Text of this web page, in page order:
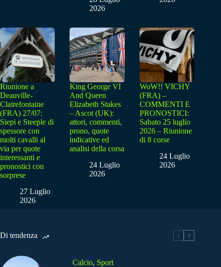
2026
Riunione a
Deauville-
Clairefontaine
(FRA) 27/07:
Siepi e Steeple di
spessore con
molti cavalli al
via per quote
interessanti e
pronostici con
sorprese
27 Luglio
2026
King George VI
And Queen
Elizabeth Stakes
– Ascot (UK):
attori, commenti,
prono, quote
indicative ed
analisi della corsa
24 Luglio
2026
WoW!! VICHY
(FRA) –
COMMENTI E
PRONOSTICI:
Sabato 25 luglio
2026 – Riunione
di 8 corse
24 Luglio
2026
Di tendenza
Calcio, Sport